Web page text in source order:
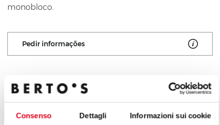
Consenso Dettagli Informazioni sui cookie
monobloco.
Pedir informações
Todos os produtos da linha La